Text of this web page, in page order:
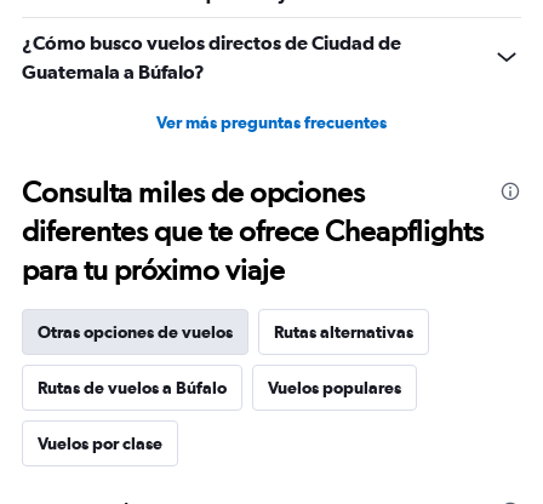
¿Cómo busco vuelos directos de Ciudad de
Guatemala a Búfalo?
Ver más preguntas frecuentes
Consulta miles de opciones
diferentes que te ofrece Cheapflights
para tu próximo viaje
Otras opciones de vuelos Rutas alternativas
Rutas de vuelos a Búfalo Vuelos populares
Vuelos por clase